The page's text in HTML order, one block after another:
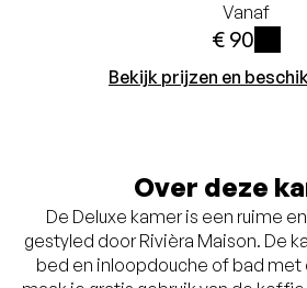
Vanaf
€ 90
i
Bekijk prijzen en
Over deze
De Deluxe kamer is een ruime
gestyled door Rivièra Maison. De
bed en inloopdouche of bad met